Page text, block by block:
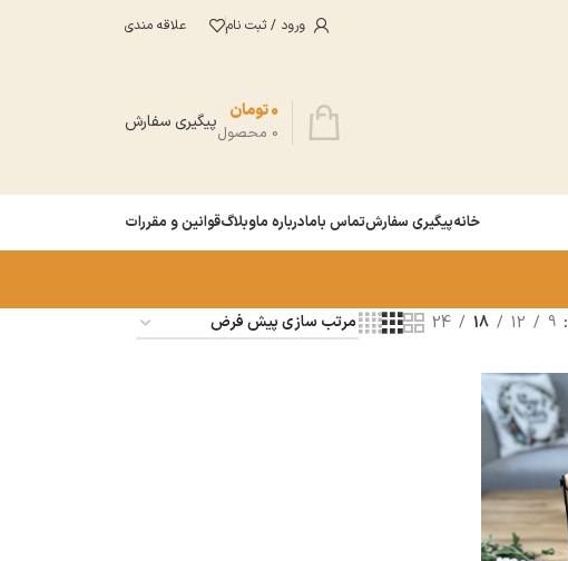
ورود / ثبت نام علاقه مندی
0 محصول
0تومان پیگیری سفارش
خانهپیگیری سفارشتماس بامادرباره ماوبلاگقوانین و مقررات
9
12
18
24